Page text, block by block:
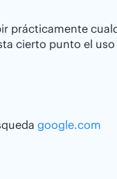
prácticamente
cierto punto el uso
google.com